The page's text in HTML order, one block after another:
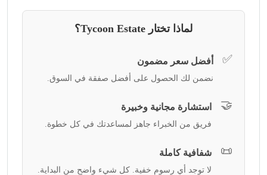
لماذا تختار Tycoon Estate؟
✅ أفضل سعر مضمون
نضمن لك الحصول على أفضل صفقة في السوق.
🤝 استشارة مجانية وخبيرة
فريق من الخبراء جاهز لمساعدتك في كل خطوة.
📜 شفافية كاملة
لا توجد أي رسوم خفية. كل شيء واضح من البداية.